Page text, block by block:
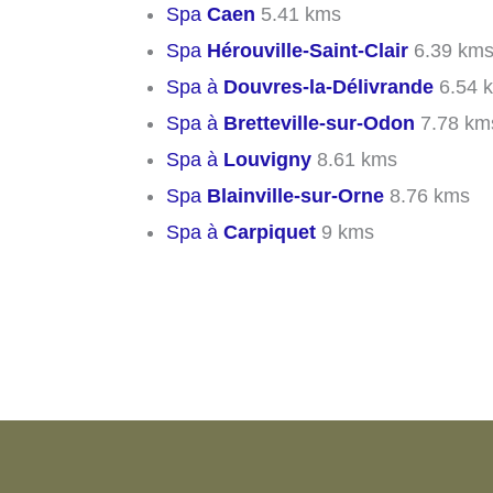
Spa Caen 5.41 kms
Spa Hérouville-Saint-Clair 6.39 kms
Spa à Douvres-la-Délivrande 6.54
Spa à Bretteville-sur-Odon 7.78
Spa à Louvigny 8.61 kms
Spa Blainville-sur-Orne 8.76 kms
Spa à Carpiquet 9 kms